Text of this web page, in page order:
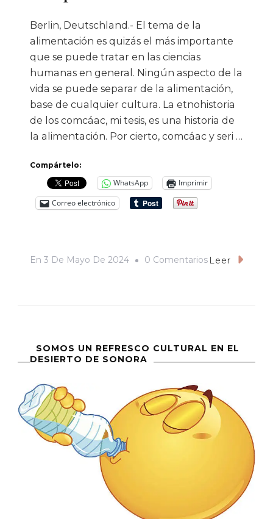
Berlin, Deutschland.- El tema de la
alimentación es quizás el más importante
que se puede tratar en las ciencias
humanas en general. Ningún aspecto de la
vida se puede separar de la alimentación,
base de cualquier cultura. La etnohistoria
de los comcáac, mi tesis, es una historia de
la alimentación. Por cierto, comcáac y seri …
Compártelo:
WhatsApp
Imprimir
Correo electrónico
En 3 De Mayo De 2024 0 ComentariosEn
Los
Seris”,
El
Colonialismo
Culinario
Europeos
Leer
SOMOS UN REFRESCO CULTURAL EN EL
DESIERTO DE SONORA